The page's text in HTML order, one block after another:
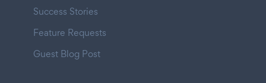
Success Stories
Feature Requests
Guest Blog Post